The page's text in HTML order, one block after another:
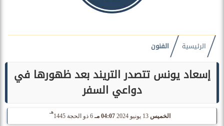
الرئيسية الفنون
إسعاد يونس تتصدر التريند بعد ظهورها في
دواعي السفر
الخميس 04:07 مـ 6 ذو الحجة 1445
هـ